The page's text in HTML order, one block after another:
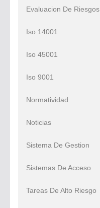
Evaluacion De Riesgos
Iso 14001
Iso 45001
Iso 9001
Normatividad
Noticias
Sistema De Gestion
Sistemas De Acceso
Tareas De Alto Riesgo